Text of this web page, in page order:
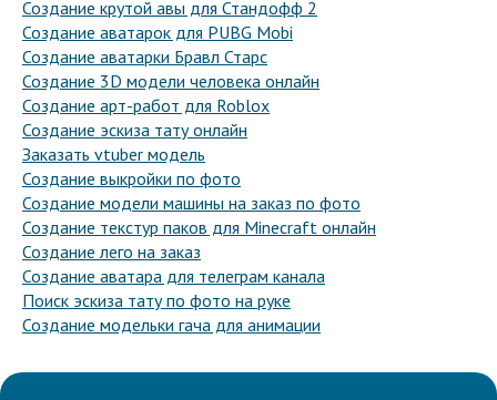
Создание крутой авы для Стандофф 2
Создание аватарок для PUBG Mobi
Создание аватарки Бравл Старс
Создание 3D модели человека онлайн
Создание арт-работ для Roblox
Создание эскиза тату онлайн
Заказать vtuber модель
Создание выкройки по фото
Создание модели машины на заказ по фото
Создание текстур паков для Minecraft онлайн
Создание лего на заказ
Создание аватара для телеграм канала
Поиск эскиза тату по фото на руке
Создание модельки гача для анимации